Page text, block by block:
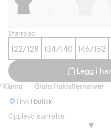
Størrelse:
122/128 134/140 146/152
Legg i
Gratis fraktalternativer
Finn i butikk
Opplevd størrelse